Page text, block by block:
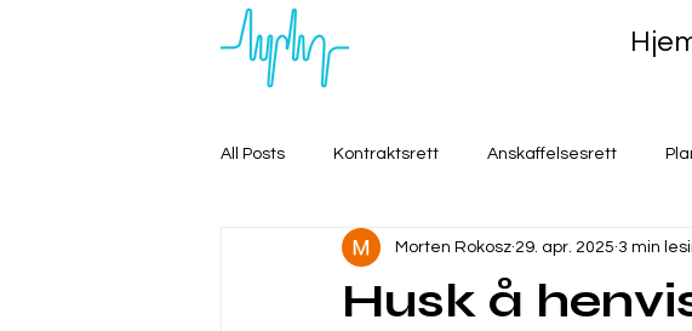
All Posts Kontraktsrett Anskaffelsesrett
Husk å
Morten Rokosz 29. apr. 2025 3 min